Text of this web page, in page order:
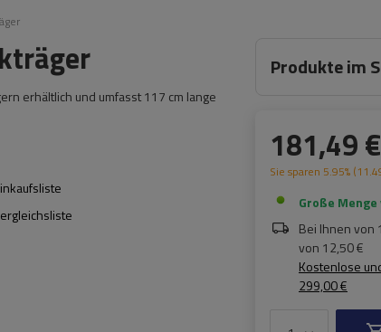
erhältlich und umfasst 117 cm lange
Produkte im
181,49 €
Sie sparen 5.95% (
Große
Bei Ihnen von
von 12,50 €
Kostenlose
299,00 €